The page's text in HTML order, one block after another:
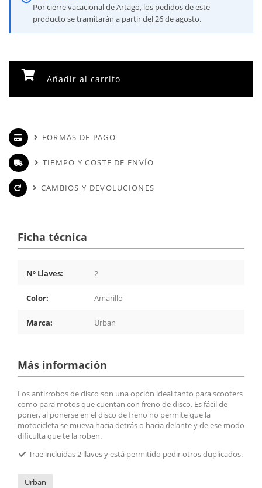
Por cierre vacacional de Artago, los pedidos de este
producto se tramitarán a partir del 26 de agosto.
Añadir al carrito
FORMAS DE PAGO
TIEMPO Y COSTE DE ENVÍO
CAMBIOS Y DEVOLUCIONES
Ficha técnica
Nº Llaves: 2
Color: Amarillo
Marca: Urban
Más información
Los antirrobos de disco son una opción ideal tanto para scooters
como para motos que cuentan con freno de disco. Es fácil de
poner, al ponerse en el disco de freno no permite que la
motocicleta se mueva hacia detrás o hacia delante y de ese modo
dificulta que te la roben.
Trae incluidas 2 llaves y está permitido pedir otros duplicados.
Urban